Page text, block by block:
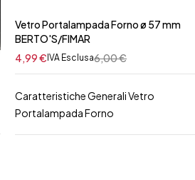
Vetro Portalampada Forno ø 57 mm
BERTO'S/FIMAR
6,00€
4,99€ IVA Esclusa
Caratteristiche Generali Vetro
Portalampada Forno